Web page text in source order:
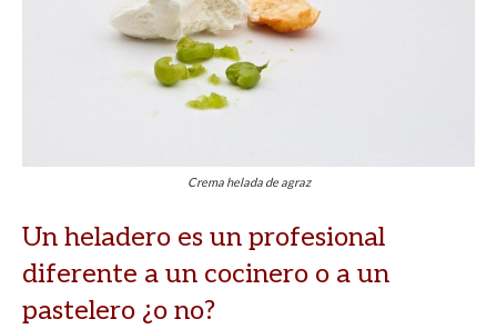
Crema helada de agraz
Un heladero es un profesional
diferente a un cocinero o a un
pastelero ¿o no?